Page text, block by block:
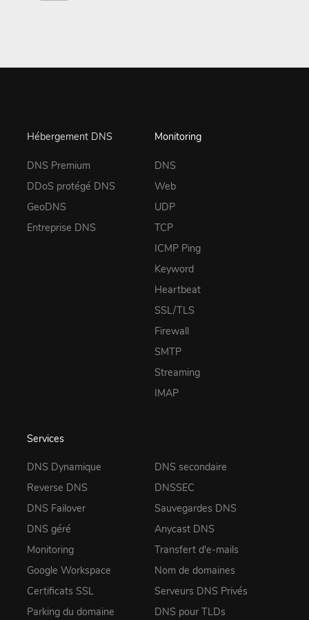
Hébergement DNS
DNS Premium
DDoS protégé DNS
GeoDNS
Entreprise DNS
Monitoring
DNS
Web
UDP
TCP
ICMP Ping
Keyword
Heartbeat
SSL/TLS
Firewall
SMTP
Streaming
IMAP
Services
DNS Dynamique
Reverse DNS
DNS Failover
DNS géré
Monitoring
Google Workspace
Certificats SSL
Parking du domaine
DNS secondaire
DNSSEC
Sauvegardes DNS
Anycast DNS
Transfert d'e-mails
Nom de domaines
Serveurs DNS Privés
DNS pour TLDs